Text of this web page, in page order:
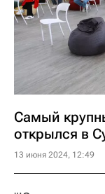
Самый
открылся в
13 июня 2024, 12:49